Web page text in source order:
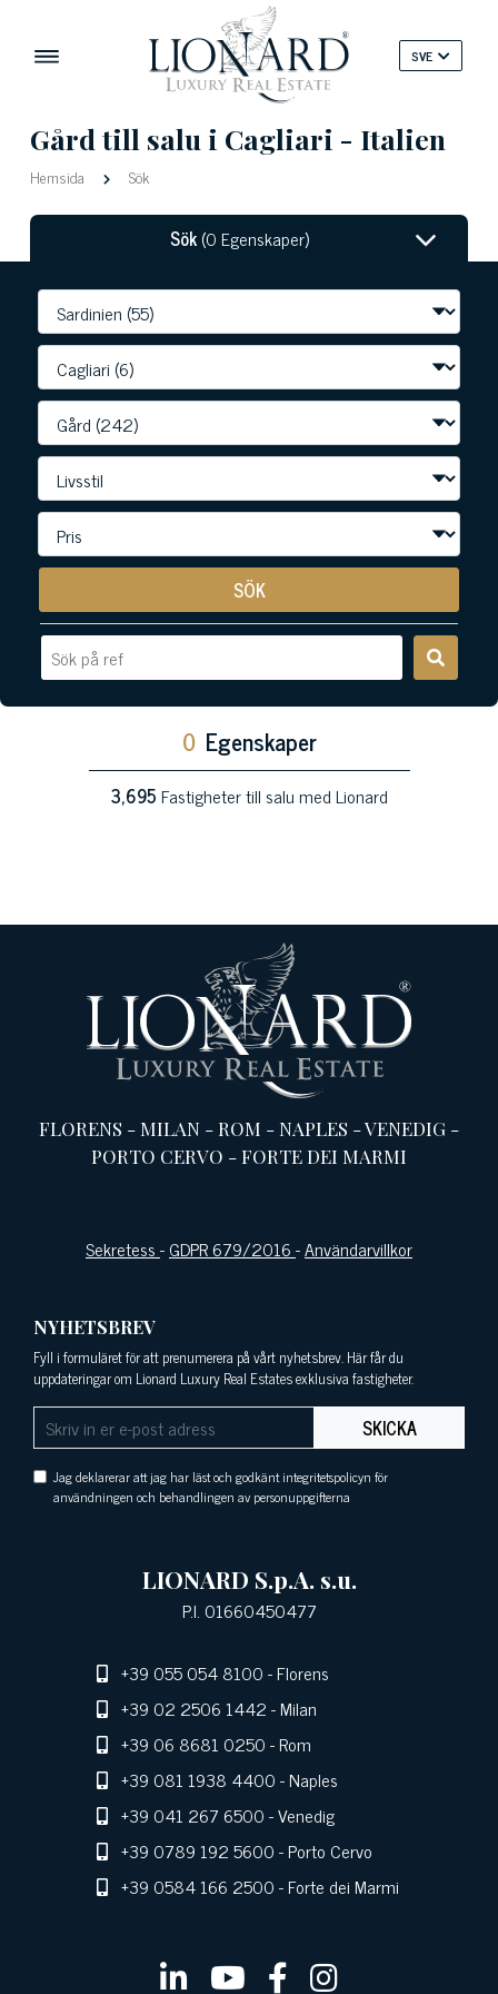
SVE
Gård till salu i Cagliari - Italien
Hemsida Sök
Sök(0 Egenskaper)
SÖK
0 Egenskaper
3,695Fastigheter till salu med Lionard
FLORENS -MILAN -ROM -NAPLES -VENEDIG -
PORTO CERVO -FORTE DEI MARMI
Sekretess-GDPR 679/2016-Användarvillkor
NYHETSBREV
Fyll i formuläret för att prenumerera på vårt nyhetsbrev. Här får du
uppdateringar om Lionard Luxury Real Estates exklusiva fastigheter.
SKICKA
Jag deklarerar att jag har läst och godkänt integritetspolicyn för
användningen och behandlingen av personuppgifterna
LIONARD S.p.A. s.u.
P.I. 01660450477
+39 055 054 8100- Florens
+39 02 2506 1442- Milan
+39 06 8681 0250- Rom
+39 081 1938 4400- Naples
+39 041 267 6500- Venedig
+39 0789 192 5600- Porto Cervo
+39 0584 166 2500- Forte dei Marmi